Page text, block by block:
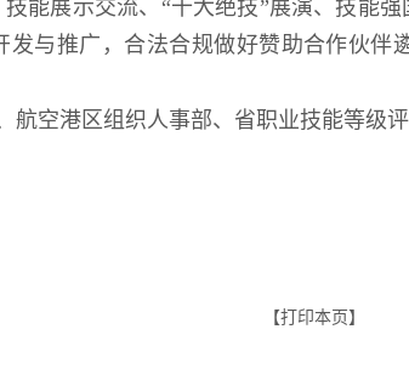
能展示交流、“十大绝技”展演、技能
与推广，合法合规做好赞助合作伙
空港区组织人事部、省职业技能等级
【打印本页】